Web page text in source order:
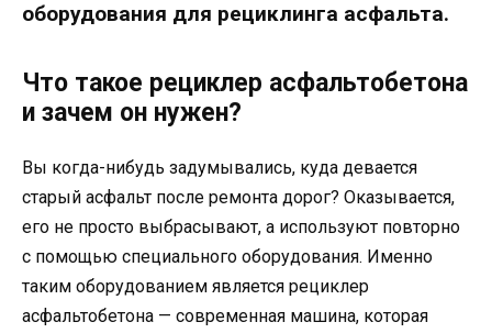
оборудования для рециклинга асфальта.
Что такое рециклер асфальтобетона
и зачем он нужен?
Вы когда-нибудь задумывались, куда девается
старый асфальт после ремонта дорог? Оказывается,
его не просто выбрасывают, а используют повторно
с помощью специального оборудования. Именно
таким оборудованием является рециклер
асфальтобетона — современная машина, которая